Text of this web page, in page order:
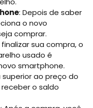
: Depois de saber
o novo
comprar.
finalizar sua compra, o
usado é
smartphone.
ao preço do
o saldo